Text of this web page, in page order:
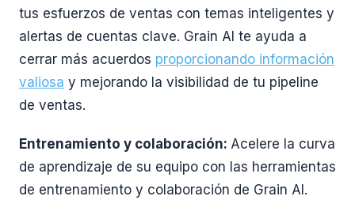
tus esfuerzos de ventas con temas inteligentes y
alertas de cuentas clave. Grain AI te ayuda a
cerrar más acuerdos proporcionando información
valiosa y mejorando la visibilidad de tu pipeline
de ventas.
Entrenamiento y colaboración: Acelere la curva
de aprendizaje de su equipo con las herramientas
de entrenamiento y colaboración de Grain AI.